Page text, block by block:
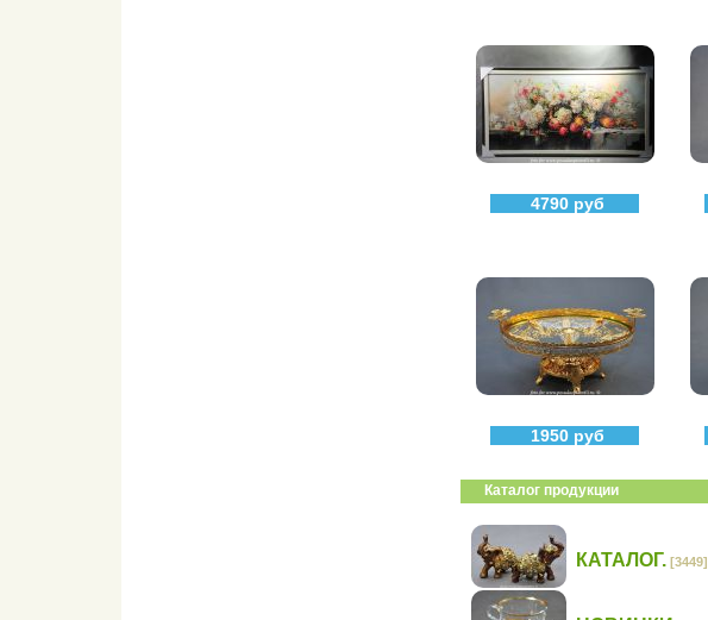
4790 руб
1950 руб
Каталог продукции
КАТАЛОГ. [3449]